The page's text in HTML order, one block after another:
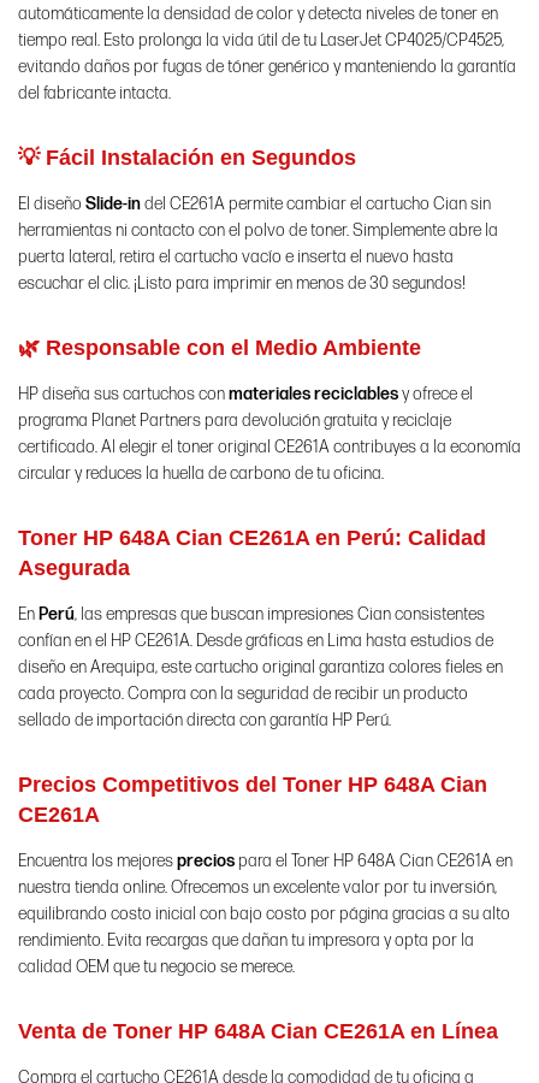
automáticamente la densidad de color y detecta niveles de toner en
tiempo real. Esto prolonga la vida útil de tu LaserJet CP4025/CP4525,
evitando daños por fugas de tóner genérico y manteniendo la garantía
del fabricante intacta.
💡 Fácil Instalación en Segundos
El diseño Slide-indel CE261A permite cambiar el cartucho Cian sin
herramientas ni contacto con el polvo de toner. Simplemente abre la
puerta lateral, retira el cartucho vacío e inserta el nuevo hasta
escuchar el clic. ¡Listo para imprimir en menos de 30 segundos!
🌿 Responsable con el Medio Ambiente
HP diseña sus cartuchos conmateriales reciclablesy ofrece el
programa Planet Partners para devolución gratuita y reciclaje
certificado. Al elegir el toner original CE261A contribuyes a la economía
circular y reduces la huella de carbono de tu oficina.
Toner HP 648A Cian CE261A en Perú: Calidad
Asegurada
En Perú, las empresas que buscan impresiones Cian consistentes
confían en el HP CE261A. Desde gráficas en Lima hasta estudios de
diseño en Arequipa, este cartucho original garantiza colores fieles en
cada proyecto. Compra con la seguridad de recibir un producto
sellado de importación directa con garantía HP Perú.
Precios Competitivos del Toner HP 648A Cian
CE261A
Encuentra los mejoresprecios para el Toner HP 648A Cian CE261A en
nuestra tienda online. Ofrecemos un excelente valor por tu inversión,
equilibrando costo inicial con bajo costo por página gracias a su alto
rendimiento. Evita recargas que dañan tu impresora y opta por la
calidad OEM que tu negocio se merece.
Venta de Toner HP 648A Cian CE261A en Línea
Compra el cartucho CE261A desde la comodidad de tu oficina a